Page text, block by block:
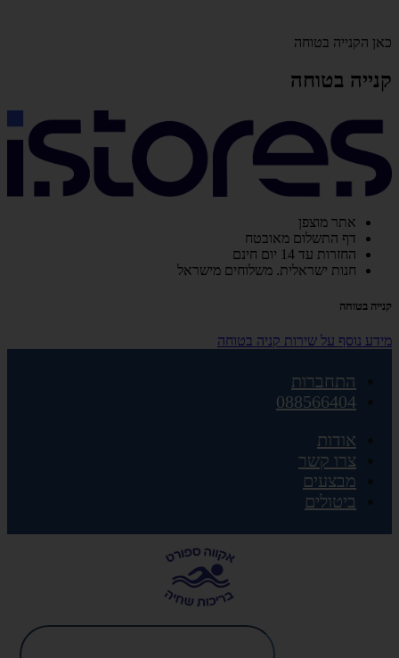
כאן הקנייה בטוחה
קנייה בטוחה
אתר מוצפן
דף התשלום מאובטח
החזרות עד 14 יום חינם
חנות ישראלית. משלוחים מישראל
קנייה בטוחה
מידע נוסף על שירות קניה בטוחה
התחברות
088566404
אודות
צרו קשר
מבצעים
ביטולים